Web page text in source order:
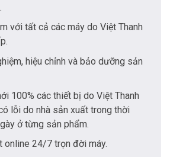
với tất cả các máy do Việt Thanh
hiệu chỉnh và bảo dưỡng sản
100% các thiết bị do Việt Thanh
lỗi do nhà sản xuất trong thời
ở từng sản phẩm.
online 24/7 trọn đời máy.